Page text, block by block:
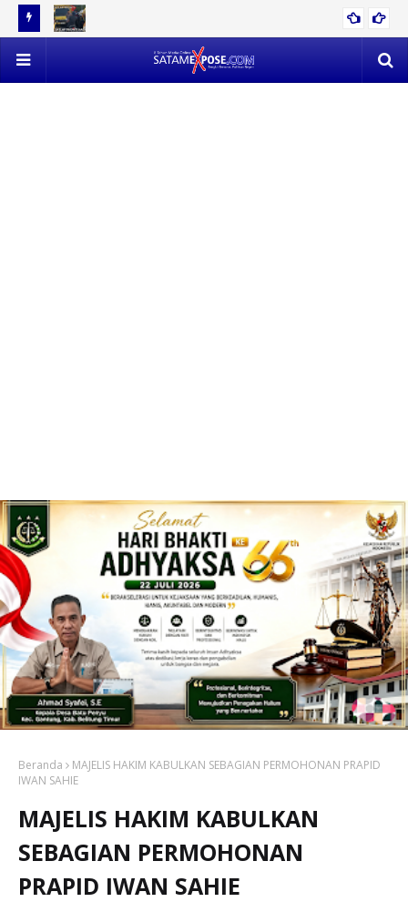
TON
EVAKUASI 53 TON TIMAH MENDAPAT PERLAWANAN SENGIT,
POLISI VS SATLAP TRICAKTI
Beranda
MAJELIS HAKIM KABULKAN SEBAGIAN PERMOHONAN PRAPID
IWAN SAHIE
MAJELIS HAKIM KABULKAN
SEBAGIAN PERMOHONAN
PRAPID IWAN SAHIE